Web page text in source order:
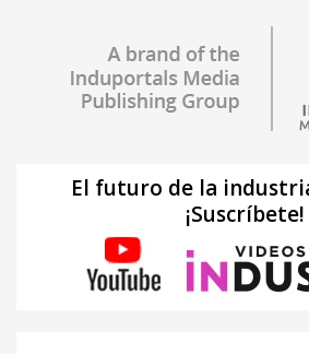
El futuro de la
¡Suscríbete!